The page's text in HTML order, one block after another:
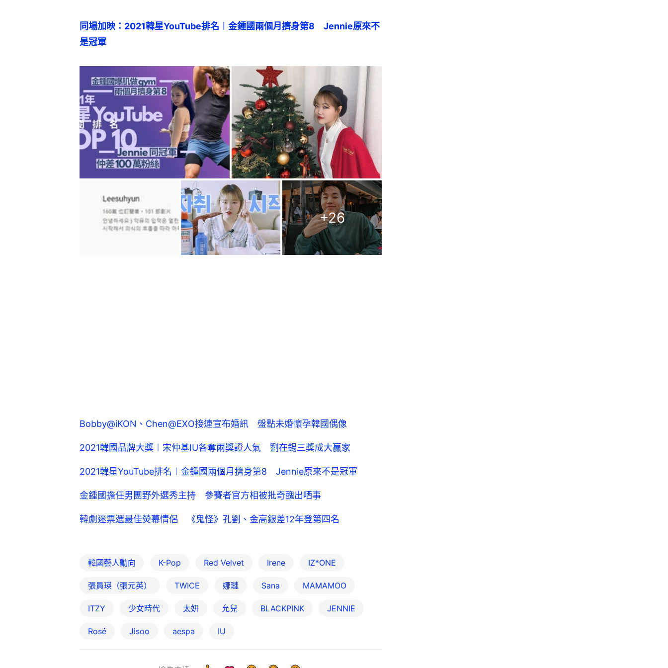
同場加映：2021韓星YouTube排名︱金鍾國兩個月擠身第8　Jennie原來不
是冠軍
+26
Bobby@iKON、Chen@EXO接連宣布婚訊 盤點未婚懷孕韓國偶像
2021韓國品牌大獎︱宋仲基IU各奪兩獎證人氣 劉在錫三獎成大贏家
2021韓星YouTube排名︱金鍾國兩個月擠身第8 Jennie原來不是冠軍
金鍾國擔任男團野外選秀主持 參賽者官方相被批奇醜出哂事
韓劇迷票選最佳熒幕情侶 《鬼怪》孔劉、金高銀差12年登第四名
韓國藝人動向 K-Pop Red Velvet Irene IZ*ONE
張員瑛（張元英） TWICE 娜璉 Sana MAMAMOO
ITZY 少女時代 太妍 允兒 BLACKPINK JENNIE
Rosé Jisoo aespa IU